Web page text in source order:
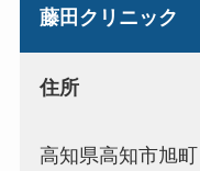
藤田クリニック
住所
高知県高知市旭